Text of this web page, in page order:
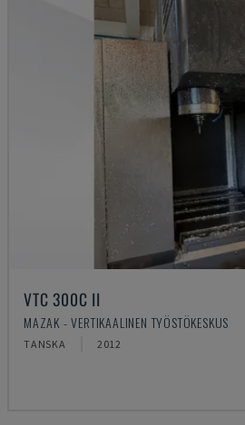
VTC 300C II
MAZAK - VERTIKAALINEN TYÖSTÖKESKUS
TANSKA 2012